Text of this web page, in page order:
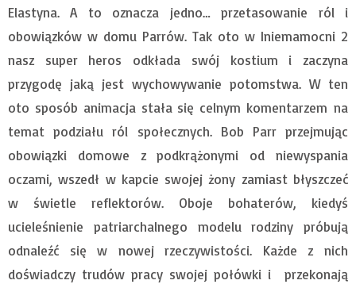
Elastyna. A to oznacza jedno… przetasowanie ról i
obowiązków w domu Parrów. Tak oto w Iniemamocni 2
nasz super heros odkłada swój kostium i zaczyna
przygodę jaką jest wychowywanie potomstwa. W ten
oto sposób animacja stała się celnym komentarzem na
temat podziału ról społecznych. Bob Parr przejmując
obowiązki domowe z podkrążonymi od niewyspania
oczami, wszedł w kapcie swojej żony zamiast błyszczeć
w świetle reflektorów. Oboje bohaterów, kiedyś
ucieleśnienie patriarchalnego modelu rodziny próbują
odnaleźć się w nowej rzeczywistości. Każde z nich
doświadczy trudów pracy swojej połówki i przekonają